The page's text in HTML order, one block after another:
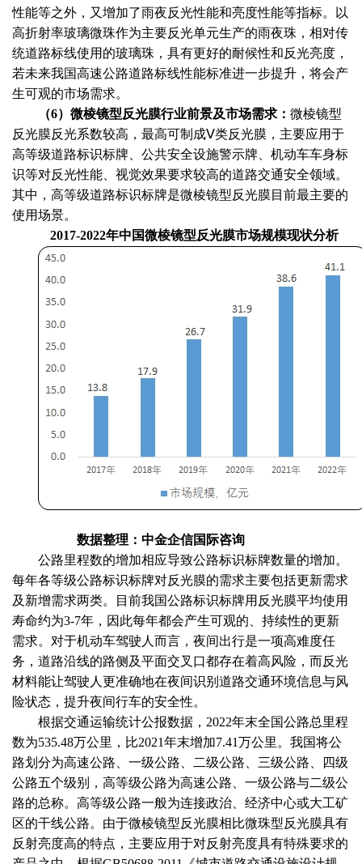
性能等之外，又增加了雨夜反光性能和亮度性能等指标。以
高折射率玻璃微珠作为主要反光单元生产的雨夜珠，相对传
统道路标线使用的玻璃珠，具有更好的耐候性和反光亮度，
若未来我国高速公路道路标线性能标准进一步提升，将会产
生可观的市场需求。
（6）微棱镜型反光膜行业前景及市场需求： 微棱镜型
反光膜反光系数较高，最高可制成Ⅴ类反光膜，主要应用于
高等级道路标识标牌、公共安全设施警示牌、机动车车身标
识等对反光性能、视觉效果要求较高的道路交通安全领域。
其中，高等级道路标识标牌是微棱镜型反光膜目前最主要的
使用场景。
2017-2022年中国微棱镜型反光膜市场规模现状分析
数据整理：中金企信国际咨询
公路里程数的增加相应导致公路标识标牌数量的增加。
每年各等级公路标识标牌对反光膜的需求主要包括更新需求
及新增需求两类。目前我国公路标识标牌用反光膜平均使用
寿命约为3-7年，因此每年都会产生可观的、持续性的更新
需求。对于机动车驾驶人而言，夜间出行是一项高难度任
务，道路沿线的路侧及平面交叉口都存在着高风险，而反光
材料能让驾驶人更准确地在夜间识别道路交通环境信息与风
险状态，提升夜间行车的安全性。
根据交通运输统计公报数据， 2022年末全国公路总里程
数为535.48万公里，比2021年末增加7.41万公里。我国将公
路划分为高速公路、一级公路、二级公路、三级公路、四级
公路五个级别，高等级公路为高速公路、一级公路与二级公
路的总称。高等级公路一般为连接政治、经济中心或大工矿
区的干线公路。由于微棱镜型反光膜相比微珠型反光膜具有
反射亮度高的特点，主要应用于对反射亮度具有特殊要求的